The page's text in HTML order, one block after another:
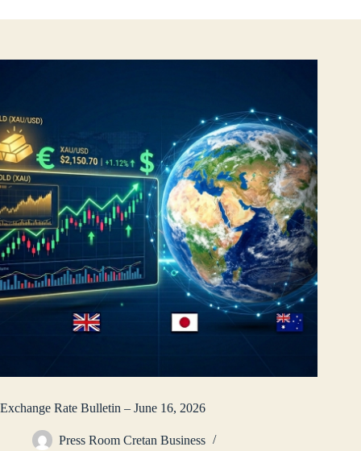
Exchange Rate Bulletin – June 16, 2026
Press Room Cretan Business